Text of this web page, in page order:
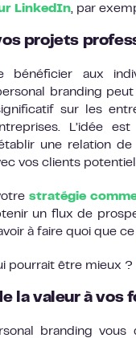
LinkedIn, par
projets
bénéficier aux
branding
sur les
L’idée
une relation
vos clients
stratégie
un flux de
à faire quoi que
pourrait être mieux ?
la valeur à vos
branding vous